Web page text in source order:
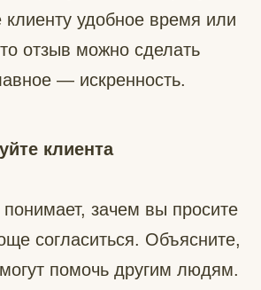
удобное время или
отзыв можно сделать
— искренность.
клиента
понимает, зачем вы просите
согласиться. Объясните,
помочь другим людям.